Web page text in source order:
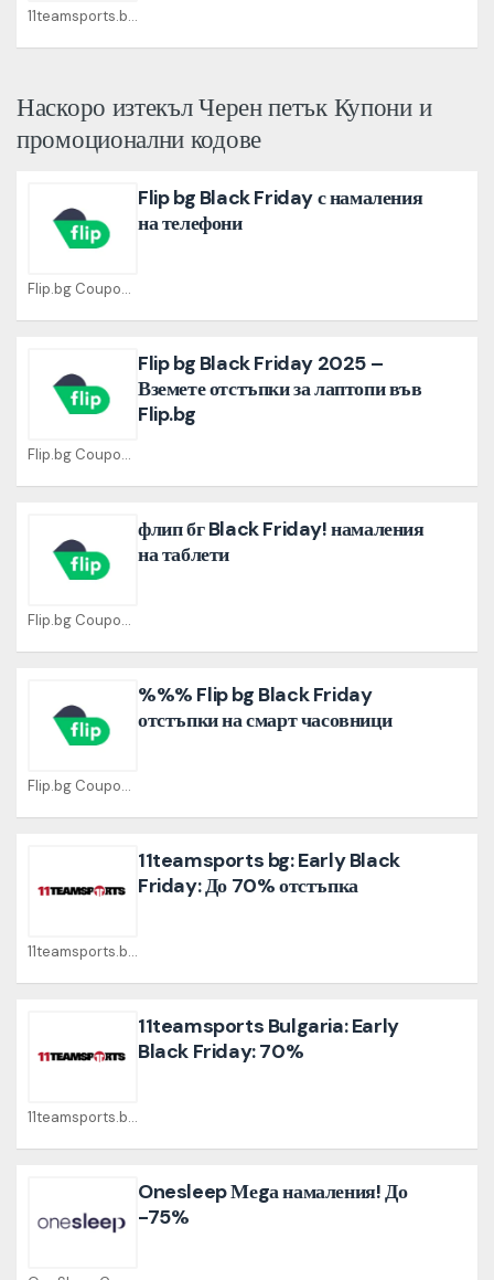
11teamsports.bg Coupons
Наскоро изтекъл Черен петък Купони и
промоционални кодове
Flip.bg Coupons
Flip bg Black Friday с намаления
на телефони
Flip.bg Coupons
Flip bg Black Friday 2025 –
Вземете отстъпки за лаптопи във
Flip.bg
Flip.bg Coupons
флип бг Black Friday! намаления
на таблети
Flip.bg Coupons
%%% Flip bg Black Friday
отстъпки на смарт часовници
11teamsports.bg Coupons
11teamsports bg: Early Black
Friday: До 70% отстъпка
11teamsports.bg Coupons
11teamsports Bulgaria: Early
Black Friday: 70%
Onesleep Меgа намаления! До
-75%